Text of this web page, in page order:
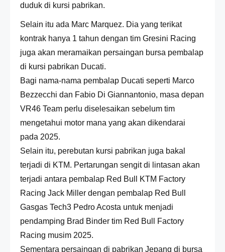
duduk di kursi pabrikan.
Selain itu ada Marc Marquez. Dia yang terikat
kontrak hanya 1 tahun dengan tim Gresini Racing
juga akan meramaikan persaingan bursa pembalap
di kursi pabrikan Ducati.
Bagi nama-nama pembalap Ducati seperti Marco
Bezzecchi dan Fabio Di Giannantonio, masa depan
VR46 Team perlu diselesaikan sebelum tim
mengetahui motor mana yang akan dikendarai
pada 2025.
Selain itu, perebutan kursi pabrikan juga bakal
terjadi di KTM. Pertarungan sengit di lintasan akan
terjadi antara pembalap Red Bull KTM Factory
Racing Jack Miller dengan pembalap Red Bull
Gasgas Tech3 Pedro Acosta untuk menjadi
pendamping Brad Binder tim Red Bull Factory
Racing musim 2025.
Sementara persaingan di pabrikan Jepang di bursa